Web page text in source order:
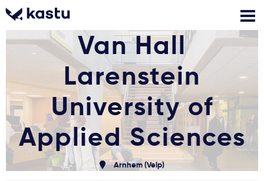
Prisijungti
1
Pranešimai
Stojimo anketa
Nemokamos
konsultacijos
Kontaktai
Van Hall
Larenstein
University of
Applied Sciences
Arnhem (Velp)